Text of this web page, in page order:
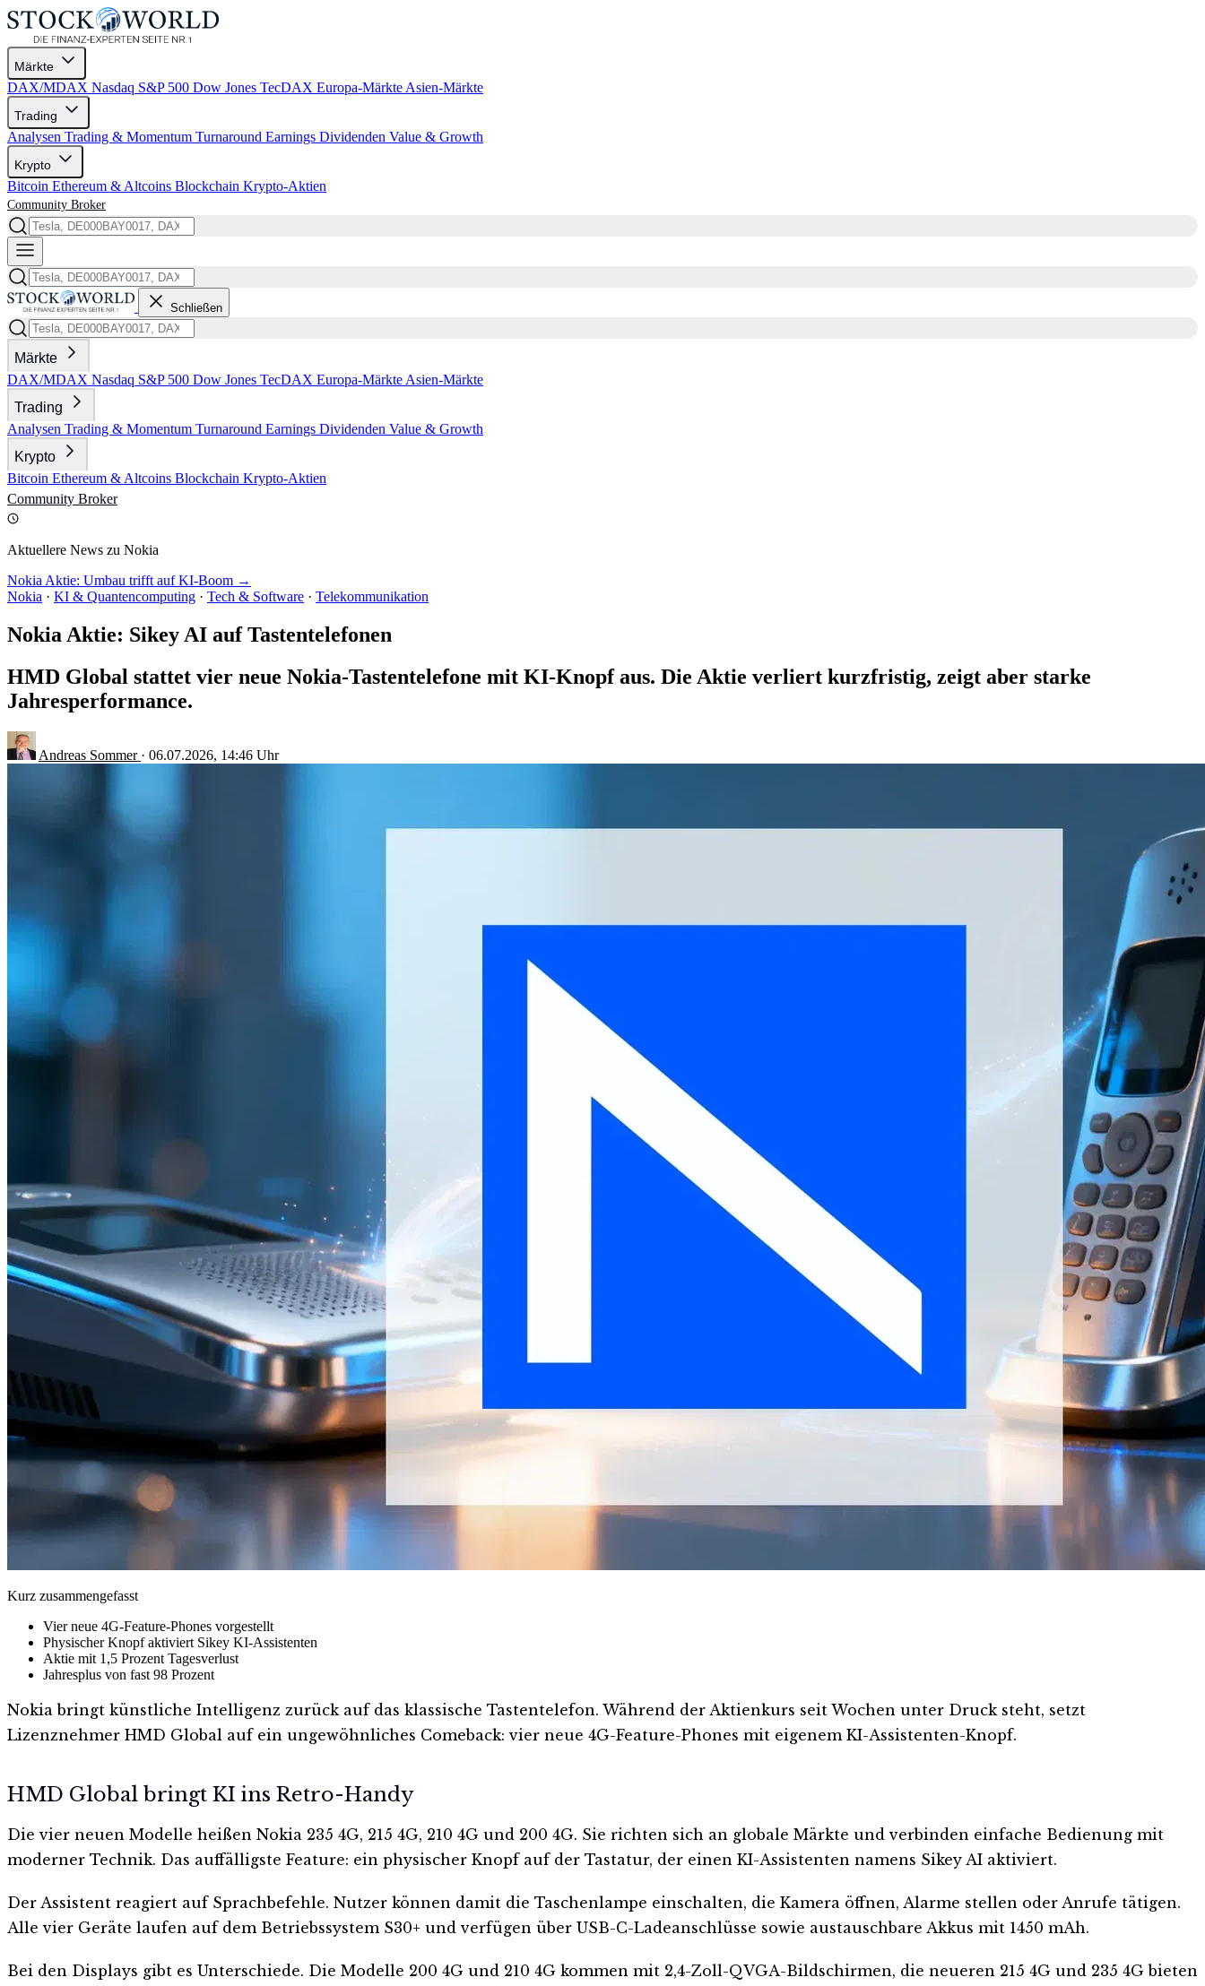
Märkte
DAX/MDAX Nasdaq S&P 500 Dow Jones TecDAX Europa-Märkte Asien-Märkte
Trading
Analysen Trading & Momentum Turnaround Earnings Dividenden Value & Growth
Krypto
Bitcoin Ethereum & Altcoins Blockchain Krypto-Aktien
Community Broker
Schließen
Märkte
DAX/MDAX Nasdaq S&P 500 Dow Jones TecDAX Europa-Märkte Asien-Märkte
Trading
Analysen Trading & Momentum Turnaround Earnings Dividenden Value & Growth
Krypto
Bitcoin Ethereum & Altcoins Blockchain Krypto-Aktien
Community Broker
Aktuellere News zu Nokia
Nokia Aktie: Umbau trifft auf KI-Boom →
Nokia · KI & Quantencomputing · Tech & Software · Telekommunikation
Nokia Aktie: Sikey AI auf Tastentelefonen
HMD Global stattet vier neue Nokia-Tastentelefone mit KI-Knopf aus. Die Aktie verliert kurzfristig, zeigt aber starke
Jahresperformance.
Andreas Sommer · 06.07.2026, 14:46 Uhr
Kurz zusammengefasst
Vier neue 4G-Feature-Phones vorgestellt
Physischer Knopf aktiviert Sikey KI-Assistenten
Aktie mit 1,5 Prozent Tagesverlust
Jahresplus von fast 98 Prozent
Nokia bringt künstliche Intelligenz zurück auf das klassische Tastentelefon. Während der Aktienkurs seit Wochen unter Druck steht, setzt
Lizenznehmer HMD Global auf ein ungewöhnliches Comeback: vier neue 4G-Feature-Phones mit eigenem KI-Assistenten-Knopf.
HMD Global bringt KI ins Retro-Handy
Die vier neuen Modelle heißen Nokia 235 4G, 215 4G, 210 4G und 200 4G. Sie richten sich an globale Märkte und verbinden einfache Bedienung mit
moderner Technik. Das auffälligste Feature: ein physischer Knopf auf der Tastatur, der einen KI-Assistenten namens Sikey AI aktiviert.
Der Assistent reagiert auf Sprachbefehle. Nutzer können damit die Taschenlampe einschalten, die Kamera öffnen, Alarme stellen oder Anrufe tätigen.
Alle vier Geräte laufen auf dem Betriebssystem S30+ und verfügen über USB-C-Ladeanschlüsse sowie austauschbare Akkus mit 1450 mAh.
Bei den Displays gibt es Unterschiede. Die Modelle 200 4G und 210 4G kommen mit 2,4-Zoll-QVGA-Bildschirmen, die neueren 215 4G und 235 4G bieten